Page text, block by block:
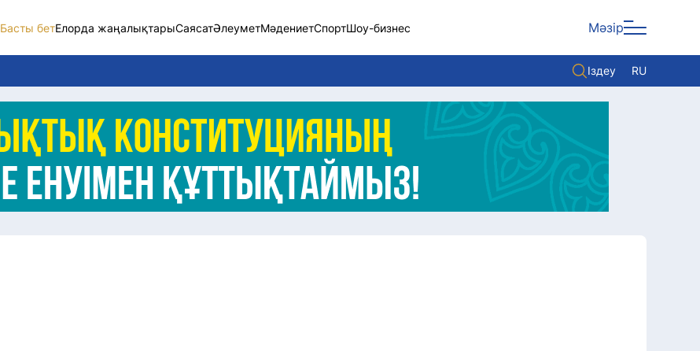
Басты бетЕлорда жаңалықтарыСаясатӘлеуметМәдениетСпортШоу-бизнес Мәзір
Іздеу RU
Елорда жаңалықтары
Көзқарас
Саясат
Видео
Әлеумет
Әлем